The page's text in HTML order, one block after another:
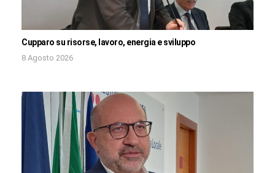
Cupparo su risorse, lavoro, energia e sviluppo
8 Agosto 2026